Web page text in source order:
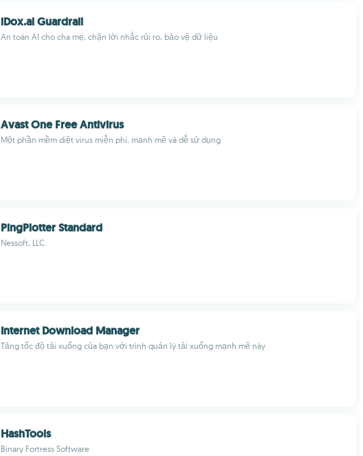
iDox.ai Guardrail
An toàn AI cho cha mẹ, chặn lời nhắc rủi ro, bảo vệ dữ liệu
Avast One Free Antivirus
Một phần mềm diệt virus miễn phí, mạnh mẽ và dễ sử dụng
PingPlotter Standard
Nessoft, LLC.
Internet Download Manager
Tăng tốc độ tải xuống của bạn với trình quản lý tải xuống mạnh mẽ này
HashTools
Binary Fortress Software